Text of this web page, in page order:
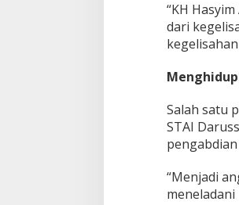
“KH
dari
Salah satu
STAI
“Menjadi
meneladani